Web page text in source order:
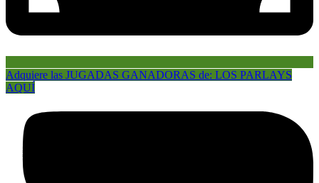
Adquiere las JUGADAS GANADORAS de: LOS PARLAYS
AQUÍ